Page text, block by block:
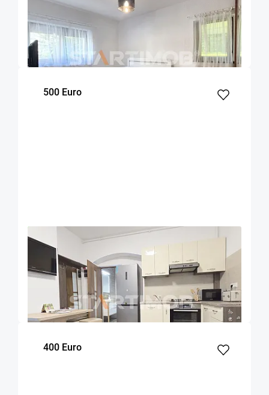
Apartament 2 camere zona Racadau
Brasov
52 1
dormitor
500 Euro
Apartament Centru Istoric zona Liceului
Saguna
Brasov
50
m²
1
dormitor
Parter
Etaj
400 Euro